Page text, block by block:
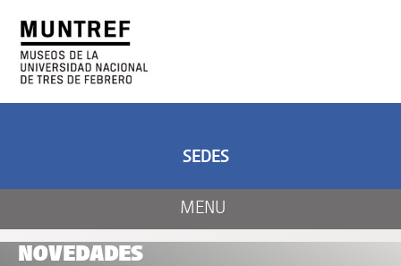
NOVEDADES
MENU
SEDES
CENTRO DE ARTE
Y NATURALEZA
ARTE Y CIENCIA